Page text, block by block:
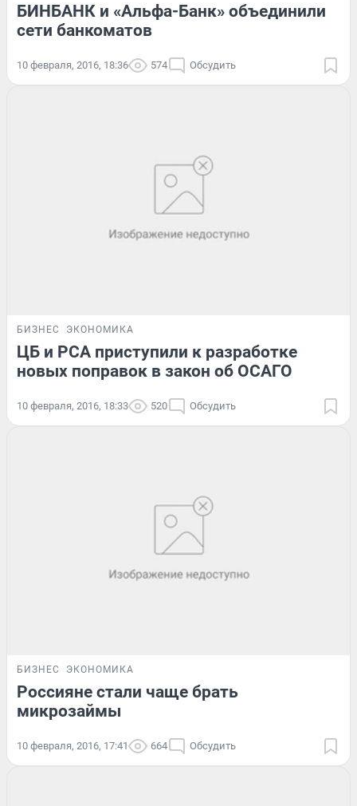
БИНБАНК и «Альфа-Банк» объединили
сети банкоматов
10 февраля, 2016, 18:36 574 Обсудить
БИЗНЕС ЭКОНОМИКА
ЦБ и РСА приступили к разработке
новых поправок в закон об ОСАГО
10 февраля, 2016, 18:33 520 Обсудить
БИЗНЕС ЭКОНОМИКА
Россияне стали чаще брать
микрозаймы
10 февраля, 2016, 17:41 664 Обсудить